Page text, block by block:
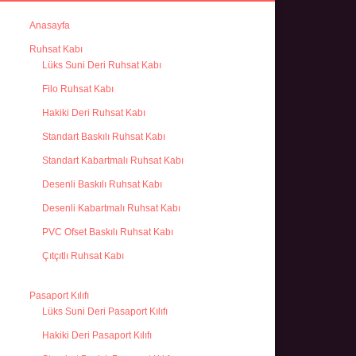
Anasayfa
Ruhsat Kabı
Lüks Suni Deri Ruhsat Kabı
Filo Ruhsat Kabı
Hakiki Deri Ruhsat Kabı
Standart Baskılı Ruhsat Kabı
Standart Kabartmalı Ruhsat Kabı
Desenli Baskılı Ruhsat Kabı
Desenli Kabartmalı Ruhsat Kabı
PVC Ofset Baskılı Ruhsat Kabı
Çıtçıtlı Ruhsat Kabı
Pasaport Kılıfı
Lüks Suni Deri Pasaport Kılıfı
Hakiki Deri Pasaport Kılıfı